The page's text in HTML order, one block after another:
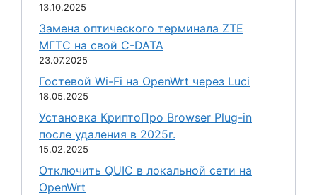
13.10.2025
Замена оптического терминала ZTE
МГТС на свой C-DATA
23.07.2025
Гостевой Wi-Fi на OpenWrt через Luci
18.05.2025
Установка КриптоПро Browser Plug-in
после удаления в 2025г.
15.02.2025
Отключить QUIC в локальной сети на
OpenWrt